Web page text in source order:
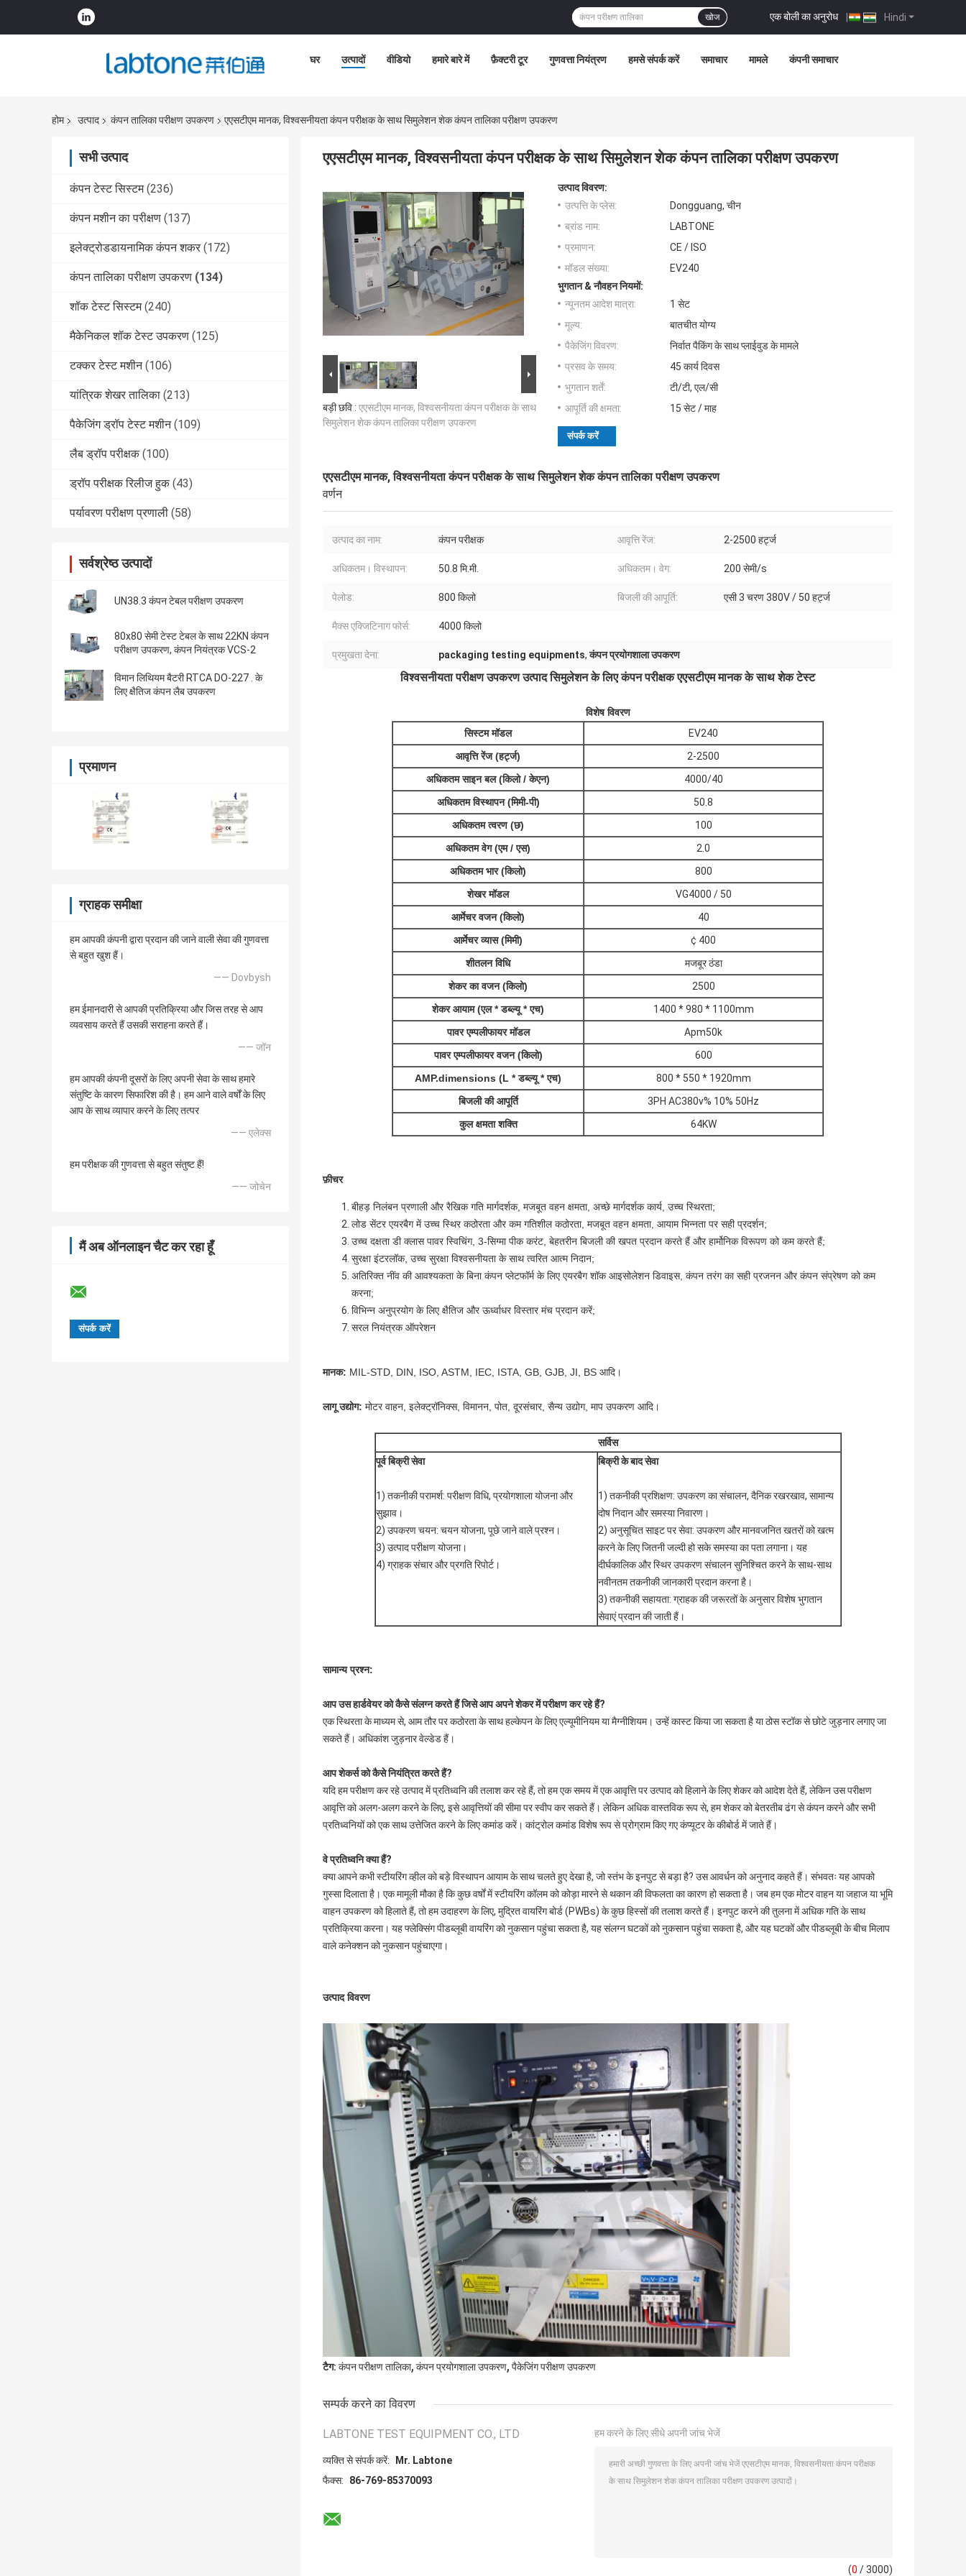
Hindi
एक बोली का अनुरोध |
खोज
घर उत्पादों वीडियो हमारे बारे में फ़ैक्टरी टूर गुणवत्ता नियंत्रण हमसे संपर्क करें समाचार मामले कंपनी समाचार
होम उत्पाद कंपन तालिका परीक्षण उपकरण एएसटीएम मानक, विश्वसनीयता कंपन परीक्षक के साथ सिमुलेशन शेक कंपन तालिका परीक्षण उपकरण
सभी उत्पाद
कंपन टेस्ट सिस्टम (236)
कंपन मशीन का परीक्षण (137)
इलेक्ट्रोडडायनामिक कंपन शकर (172)
कंपन तालिका परीक्षण उपकरण (134)
शॉक टेस्ट सिस्टम (240)
मैकेनिकल शॉक टेस्ट उपकरण (125)
टक्कर टेस्ट मशीन (106)
यांत्रिक शेखर तालिका (213)
पैकेजिंग ड्रॉप टेस्ट मशीन (109)
लैब ड्रॉप परीक्षक (100)
ड्रॉप परीक्षक रिलीज हुक (43)
पर्यावरण परीक्षण प्रणाली (58)
सर्वश्रेष्ठ उत्पादों
UN38.3 कंपन टेबल परीक्षण उपकरण
80x80 सेमी टेस्ट टेबल के साथ 22KN कंपन
परीक्षण उपकरण, कंपन नियंत्रक VCS-2
विमान लिथियम बैटरी RTCA DO-227 . के
लिए क्षैतिज कंपन लैब उपकरण
प्रमाणन
ग्राहक समीक्षा
हम आपकी कंपनी द्वारा प्रदान की जाने वाली सेवा की गुणवत्ता
से बहुत खुश हैं।
—— Dovbysh
हम ईमानदारी से आपकी प्रतिक्रिया और जिस तरह से आप
व्यवसाय करते हैं उसकी सराहना करते हैं।
—— जॉन
हम आपकी कंपनी दूसरों के लिए अपनी सेवा के साथ हमारे
संतुष्टि के कारण सिफारिश की है। हम आने वाले वर्षों के लिए
आप के साथ व्यापार करने के लिए तत्पर
—— एलेक्स
हम परीक्षक की गुणवत्ता से बहुत संतुष्ट हैं!
—— जोचेन
मैं अब ऑनलाइन चैट कर रहा हूँ
एएसटीएम मानक, विश्वसनीयता कंपन परीक्षक के साथ सिमुलेशन शेक कंपन तालिका परीक्षण उपकरण
बड़ी छवि : एएसटीएम मानक, विश्वसनीयता कंपन परीक्षक के साथ
सिमुलेशन शेक कंपन तालिका परीक्षण उपकरण
उत्पाद विवरण:
उत्पत्ति के प्लेस:
Dongguang, चीन
ब्रांड नाम:
LABTONE
प्रमाणन:
CE / ISO
मॉडल संख्या:
EV240
भुगतान & नौवहन नियमों:
न्यूनतम आदेश मात्रा:
1 सेट
मूल्य:
बातचीत योग्य
पैकेजिंग विवरण:
निर्वात पैकिंग के साथ प्लाईवुड के मामले
प्रसव के समय:
45 कार्य दिवस
भुगतान शर्तें:
टी/टी, एल/सी
आपूर्ति की क्षमता:
15 सेट / माह
संपर्क करें
एएसटीएम मानक, विश्वसनीयता कंपन परीक्षक के साथ सिमुलेशन शेक कंपन तालिका परीक्षण उपकरण
वर्णन
उत्पाद का नाम: कंपन परीक्षक आवृत्ति रेंज: 2-2500 हर्ट्ज
अधिकतम। विस्थापन: 50.8 मि.मी. अधिकतम। वेग: 200 सेमी/s
पेलोड: 800 किलो बिजली की आपूर्ति: एसी 3 चरण 380V / 50 हर्ट्ज
मैक्स एक्जिटिनाग फोर्स: 4000 किलो
प्रमुखता देना: packaging testing equipments,कंपन प्रयोगशाला उपकरण
विश्वसनीयता परीक्षण उपकरण उत्पाद सिमुलेशन के लिए कंपन परीक्षक एएसटीएम मानक के साथ शेक टेस्ट
विशेष विवरण
सिस्टम मॉडल
EV240
आवृत्ति रेंज (हर्ट्ज)
2-2500
अधिकतम साइन बल (किलो / केएन)
4000/40
अधिकतम विस्थापन (मिमी-पी)
50.8
अधिकतम त्वरण (छ)
100
अधिकतम वेग (एम / एस)
2.0
अधिकतम भार (किलो)
800
शेखर मॉडल
VG4000 / 50
आर्मेचर वजन (किलो)
40
आर्मेचर व्यास (मिमी)
¢ 400
शीतलन विधि
मजबूर ठंडा
शेकर का वजन (किलो)
2500
शेकर आयाम (एल * डब्ल्यू * एच)
1400 * 980 * 1100mm
पावर एम्पलीफायर मॉडल
Apm50k
पावर एम्पलीफायर वजन (किलो)
600
AMP.dimensions (L * डब्ल्यू * एच)
800 * 550 * 1920mm
बिजली की आपूर्ति
3PH AC380v% 10% 50Hz
कुल क्षमता शक्ति
64KW
फ़ीचर
बीहड़ निलंबन प्रणाली और रैखिक गति मार्गदर्शक, मजबूत वहन क्षमता, अच्छे मार्गदर्शक कार्य, उच्च स्थिरता;
लोड सेंटर एयरबैग में उच्च स्थिर कठोरता और कम गतिशील कठोरता, मजबूत वहन क्षमता, आयाम भिन्नता पर सही प्रदर्शन;
उच्च दक्षता डी क्लास पावर स्विचिंग, 3-सिग्मा पीक करंट, बेहतरीन बिजली की खपत प्रदान करते हैं और हार्मोनिक विरूपण को कम करते हैं;
सुरक्षा इंटरलॉक, उच्च सुरक्षा विश्वसनीयता के साथ त्वरित आत्म निदान;
अतिरिक्त नींव की आवश्यकता के बिना कंपन प्लेटफॉर्म के लिए एयरबैग शॉक आइसोलेशन डिवाइस, कंपन तरंग का सही प्रजनन और कंपन संप्रेषण को कम
करना;
विभिन्न अनुप्रयोग के लिए क्षैतिज और ऊर्ध्वाधर विस्तार मंच प्रदान करें;
सरल नियंत्रक ऑपरेशन
मानक: MIL-STD, DIN, ISO, ASTM, IEC, ISTA, GB, GJB, JI, BS आदि।
लागू उद्योग: मोटर वाहन, इलेक्ट्रॉनिक्स, विमानन, पोत, दूरसंचार, सैन्य उद्योग, माप उपकरण आदि।
सर्विस
पूर्व बिक्री सेवा
1) तकनीकी परामर्श: परीक्षण विधि, प्रयोगशाला योजना और
सुझाव।
2) उपकरण चयन: चयन योजना, पूछे जाने वाले प्रश्न।
3) उत्पाद परीक्षण योजना।
4) ग्राहक संचार और प्रगति रिपोर्ट।
बिक्री के बाद सेवा
1) तकनीकी प्रशिक्षण: उपकरण का संचालन, दैनिक रखरखाव, सामान्य
दोष निदान और समस्या निवारण।
2) अनुसूचित साइट पर सेवा: उपकरण और मानवजनित खतरों को खत्म
करने के लिए जितनी जल्दी हो सके समस्या का पता लगाना। यह
दीर्घकालिक और स्थिर उपकरण संचालन सुनिश्चित करने के साथ-साथ
नवीनतम तकनीकी जानकारी प्रदान करना है।
3) तकनीकी सहायता: ग्राहक की जरूरतों के अनुसार विशेष भुगतान
सेवाएं प्रदान की जाती हैं।
सामान्य प्रश्न:
आप उस हार्डवेयर को कैसे संलग्न करते हैं जिसे आप अपने शेकर में परीक्षण कर रहे हैं?
एक स्थिरता के माध्यम से, आम तौर पर कठोरता के साथ हल्केपन के लिए एल्यूमीनियम या मैग्नीशियम। उन्हें कास्ट किया जा सकता है या ठोस स्टॉक से छोटे जुड़नार लगाए जा
सकते हैं। अधिकांश जुड़नार वेल्डेड हैं।
आप शेकर्स को कैसे नियंत्रित करते हैं?
यदि हम परीक्षण कर रहे उत्पाद में प्रतिध्वनि की तलाश कर रहे हैं, तो हम एक समय में एक आवृत्ति पर उत्पाद को हिलाने के लिए शेकर को आदेश देते हैं, लेकिन उस परीक्षण
आवृत्ति को अलग-अलग करने के लिए, इसे आवृत्तियों की सीमा पर स्वीप कर सकते हैं। लेकिन अधिक वास्तविक रूप से, हम शेकर को बेतरतीब ढंग से कंपन करने और सभी
प्रतिध्वनियों को एक साथ उत्तेजित करने के लिए कमांड करें। कांट्रोल कमांड विशेष रूप से प्रोग्राम किए गए कंप्यूटर के कीबोर्ड में जाते हैं।
वे प्रतिध्वनि क्या हैं?
क्या आपने कभी स्टीयरिंग व्हील को बड़े विस्थापन आयाम के साथ चलते हुए देखा है, जो स्तंभ के इनपुट से बड़ा है? उस आवर्धन को अनुनाद कहते हैं। संभवतः यह आपको
गुस्सा दिलाता है। एक मामूली मौका है कि कुछ वर्षों में स्टीयरिंग कॉलम को कोड़ा मारने से थकान की विफलता का कारण हो सकता है। जब हम एक मोटर वाहन या जहाज या भूमि
वाहन उपकरण को हिलाते हैं, तो हम उदाहरण के लिए, मुद्रित वायरिंग बोर्ड (PWBs) के कुछ हिस्सों की तलाश करते हैं। इनपुट करने की तुलना में अधिक गति के साथ
प्रतिक्रिया करना। यह फ्लेक्सिंग पीडब्लूबी वायरिंग को नुकसान पहुंचा सकता है, यह संलग्न घटकों को नुकसान पहुंचा सकता है, और यह घटकों और पीडब्लूबी के बीच मिलाप
वाले कनेक्शन को नुकसान पहुंचाएगा।
उत्पाद विवरण
टैग: कंपन परीक्षण तालिका, कंपन प्रयोगशाला उपकरण, पैकेजिंग परीक्षण उपकरण
सम्पर्क करने का विवरण
LABTONE TEST EQUIPMENT CO., LTD
व्यक्ति से संपर्क करें:
Mr. Labtone
फैक्स:
86-769-85370093
हम करने के लिए सीधे अपनी जांच भेजें
(0 / 3000)